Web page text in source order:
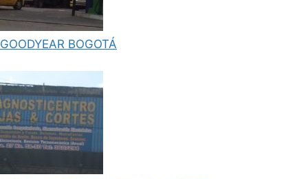
GOODYEAR BOGOTÁ